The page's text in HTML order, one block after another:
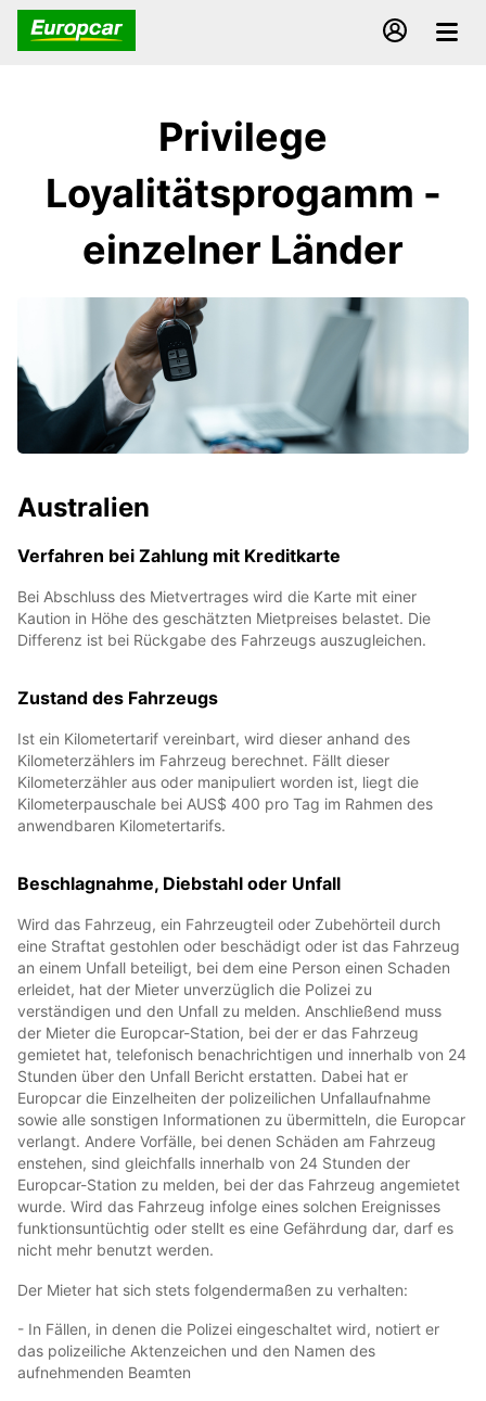
Privilege
Loyalitätsprogamm -
einzelner Länder
Australien
Verfahren bei Zahlung mit Kreditkarte
Bei Abschluss des Mietvertrages wird die Karte mit einer
Kaution in Höhe des geschätzten Mietpreises belastet. Die
Differenz ist bei Rückgabe des Fahrzeugs auszugleichen.
Zustand des Fahrzeugs
Ist ein Kilometertarif vereinbart, wird dieser anhand des
Kilometerzählers im Fahrzeug berechnet. Fällt dieser
Kilometerzähler aus oder manipuliert worden ist, liegt die
Kilometerpauschale bei AUS$ 400 pro Tag im Rahmen des
anwendbaren Kilometertarifs.
Beschlagnahme, Diebstahl oder Unfall
Wird das Fahrzeug, ein Fahrzeugteil oder Zubehörteil durch
eine Straftat gestohlen oder beschädigt oder ist das Fahrzeug
an einem Unfall beteiligt, bei dem eine Person einen Schaden
erleidet, hat der Mieter unverzüglich die Polizei zu
verständigen und den Unfall zu melden. Anschließend muss
der Mieter die Europcar-Station, bei der er das Fahrzeug
gemietet hat, telefonisch benachrichtigen und innerhalb von 24
Stunden über den Unfall Bericht erstatten. Dabei hat er
Europcar die Einzelheiten der polizeilichen Unfallaufnahme
sowie alle sonstigen Informationen zu übermitteln, die Europcar
verlangt. Andere Vorfälle, bei denen Schäden am Fahrzeug
enstehen, sind gleichfalls innerhalb von 24 Stunden der
Europcar-Station zu melden, bei der das Fahrzeug angemietet
wurde. Wird das Fahrzeug infolge eines solchen Ereignisses
funktionsuntüchtig oder stellt es eine Gefährdung dar, darf es
nicht mehr benutzt werden.
Der Mieter hat sich stets folgendermaßen zu verhalten:
- In Fällen, in denen die Polizei eingeschaltet wird, notiert er
das polizeiliche Aktenzeichen und den Namen des
aufnehmenden Beamten